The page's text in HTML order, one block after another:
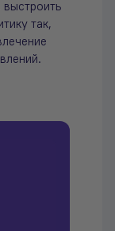
выстроить
так,